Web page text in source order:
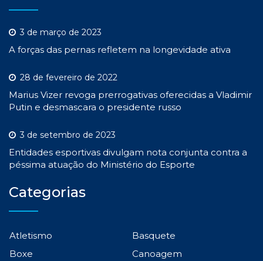
3 de março de 2023
A forças das pernas refletem na longevidade ativa
28 de fevereiro de 2022
Marius Vizer revoga prerrogativas oferecidas a Vladimir
Putin e desmascara o presidente russo
3 de setembro de 2023
Entidades esportivas divulgam nota conjunta contra a
péssima atuação do Ministério do Esporte
Categorias
Atletismo
Basquete
Boxe
Canoagem